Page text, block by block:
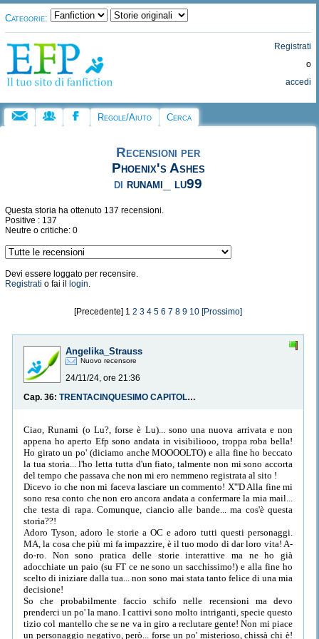
Categorie:
Registrati
o
accedi
Regole/Aiuto Cerca
Recensioni per
Phoenix's Ashes
dirunami_ lu99
Questa storia ha ottenuto 137 recensioni.
Positive : 137
Neutre o critiche: 0
Devi essere loggato per recensire.
Registrati o fai il login.
[Precedente] 12 3 4 5 6 7 8 9 10 [Prossimo]
Angelika_Strauss
Nuovo recensore
24/11/24, ore 21:36
Cap. 36:
TRENTACINQUESIMO CAPITOLO: PAURA
Ciao, Runami (o Lu?, forse è Lu)... sono una nuova arrivata e non
appena ho aperto Efp sono andata in visibiliooo, troppa roba bella!
Ho girato un po' (diciamo anche MOOOOLTO) e alla fine ho beccato
la tua storia... l'ho letta tutta d'un fiato, talmente non mi sono accorta
del tempo che passava che non mi ero nemmeno registrata al sito !
Dicevo io che non mi faceva lasciare un commento! X'''D Alla fine mi
sono resa conto che non ero ancora andata a confermare la mia mail...
che testa di rapa. Comunque, ciancio alle bande... ma cos'è questa
storia??!
Adoro Tyson, adoro le storie a OC e adoro tutti questi personaggi.
MA, la cosa che più mi fa impazzire, è il tuo modo di dar loro vita! A-
do-ro. Non sono pratica delle storie interattive ma ne ho già
adocchiate un paio (su FT ce ne sono un sacchissimo!) e alla fine ho
scelto di iniziare dalla tua... non sono mai stata tanto felice di una mia
decisione!
So che probabilmente faccio schifo nelle recensioni ma devo
prenderci un po' la mano. I cattivi sono molto intriganti, specie questo
tizio col mantello che se ne va in giro a reclutare gente! Non mi piace
un personaggio negativo, però... forse un po' misterioso, chissà chi è!